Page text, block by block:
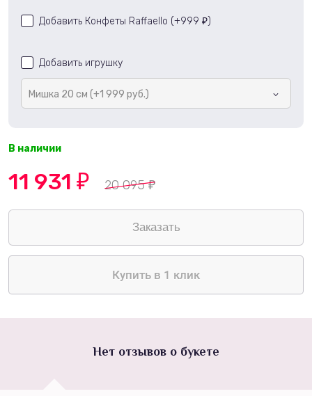
Добавить Конфеты Raffaello (+999 ₽ )
Добавить игрушку
Мишка 20 см (+1 999 руб.)
В наличии
11 931 ₽ 20 095₽
Купить в 1 клик
Нет отзывов о букете